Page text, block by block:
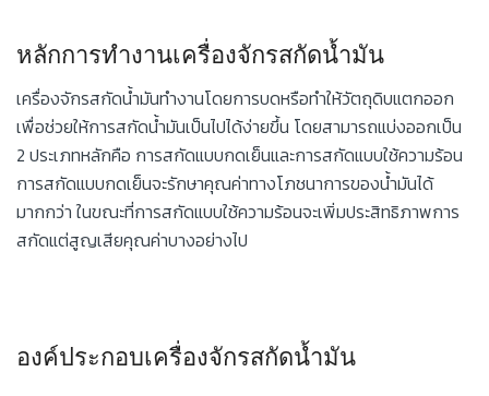
หลักการทำงานเครื่องจักรสกัดน้ำมัน
เครื่องจักรสกัดน้ำมันทำงานโดยการบดหรือทำให้วัตถุดิบแตกออก
เพื่อช่วยให้การสกัดน้ำมันเป็นไปได้ง่ายขึ้น โดยสามารถแบ่งออกเป็น
2 ประเภทหลักคือ การสกัดแบบกดเย็นและการสกัดแบบใช้ความร้อน
การสกัดแบบกดเย็นจะรักษาคุณค่าทางโภชนาการของน้ำมันได้
มากกว่า ในขณะที่การสกัดแบบใช้ความร้อนจะเพิ่มประสิทธิภาพการ
สกัดแต่สูญเสียคุณค่าบางอย่างไป
องค์ประกอบเครื่องจักรสกัดน้ำมัน